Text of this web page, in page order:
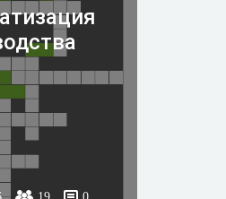
19 0